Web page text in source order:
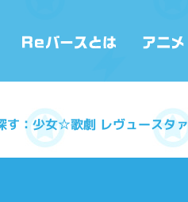
す：少女☆歌劇 レヴュースタ